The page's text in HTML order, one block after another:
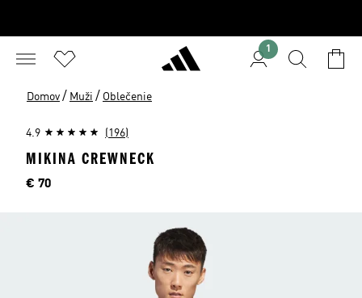
1
Domov / Muži / Oblečenie
4.9 (196)
MIKINA CREWNECK
Cena
€ 70